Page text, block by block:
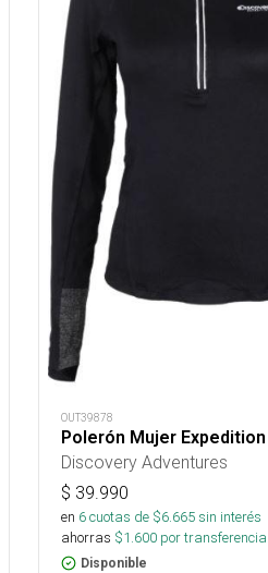
OUT39878
Polerón Mujer Expedition
Discovery Adventures
$ 39.990
en 6cuotas de $6.665sin interés
ahorras $1.600 por
Disponible